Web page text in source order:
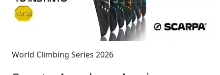
World Climbing Series 2026